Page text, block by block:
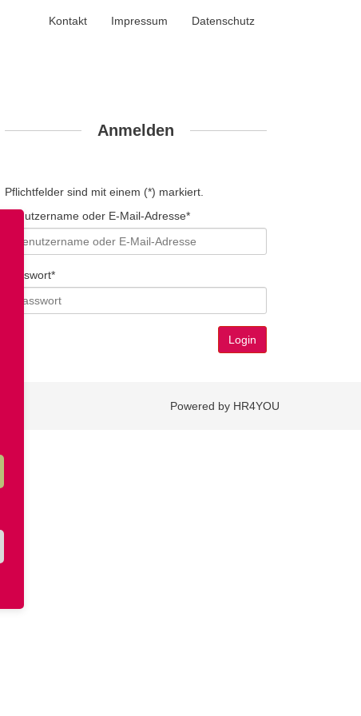
Kontakt Impressum Datenschutz
Anmelden
Pflichtfelder sind mit einem (*) markiert.
Benutzername oder E-Mail-Adresse*
Passwort*
Powered by HR4YOU